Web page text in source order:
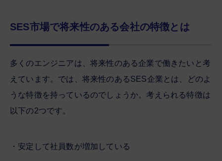
SES市場で将来性のある会社の特徴とは
多くのエンジニアは、将来性のある企業で働きたいと考
えています。では、将来性のあるSES企業とは、どのよ
うな特徴を持っているのでしょうか。考えられる特徴は
以下の2つです。
・安定して社員数が増加している